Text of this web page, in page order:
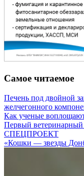
Самое читаемое
Печень под двойной
желчегонного
Как ученые
Первый ветеринарный
СПЕЦПРОЕКТ
«Кошки — звезды